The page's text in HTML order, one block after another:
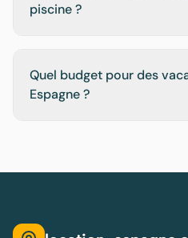
piscine ?
Quel budget pour des
Espagne ?